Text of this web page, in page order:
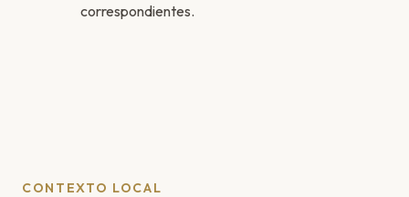
correspondientes.
CONTEXTO LOCAL